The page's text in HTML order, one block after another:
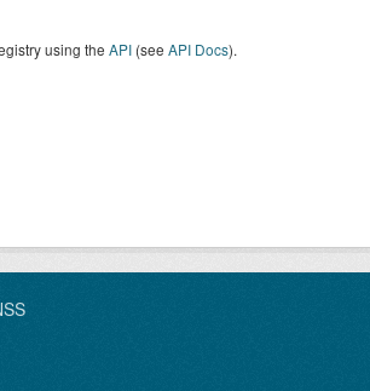
using the API (see API Docs).